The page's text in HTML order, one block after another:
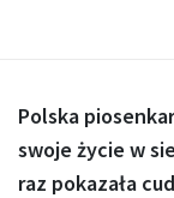
Polska
swoje życie w
raz pokazała